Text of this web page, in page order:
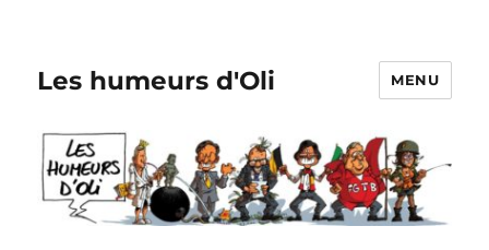
Les humeurs d'Oli MENU